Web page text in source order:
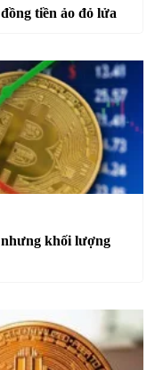
tiền ảo đỏ lửa
khối lượng